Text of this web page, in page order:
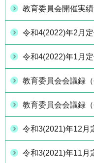
教育委員会開催実
令和4(2022)年2月
令和4(2022)年1月
教育委員会会議録（
教育委員会会議録（
令和3(2021)年12月
令和3(2021)年11月